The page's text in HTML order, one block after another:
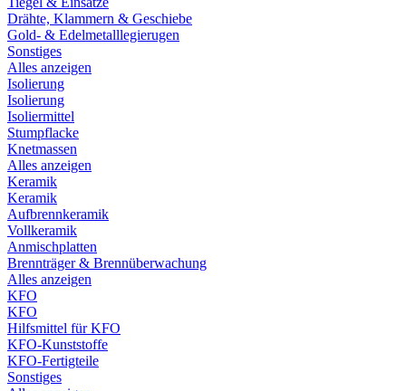
Drähte, Klammern & Geschiebe
Gold- & Edelmetalllegierugen
Sonstiges
Alles anzeigen
Isolierung
Isolierung
Isoliermittel
Stumpflacke
Knetmassen
Alles anzeigen
Keramik
Keramik
Aufbrennkeramik
Vollkeramik
Anmischplatten
Brennträger & Brennüberwachung
Alles anzeigen
KFO
KFO
Hilfsmittel für KFO
KFO-Kunststoffe
KFO-Fertigteile
Sonstiges